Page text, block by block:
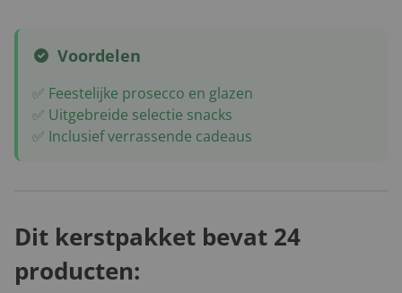
Voordelen
✅ Feestelijke prosecco en glazen
✅ Uitgebreide selectie snacks
✅ Inclusief verrassende cadeaus
Dit kerstpakket bevat 24
producten: